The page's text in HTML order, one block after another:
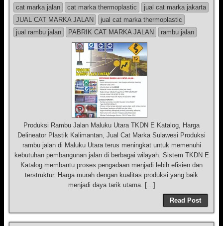
cat marka jalan cat marka thermoplastic
jual cat marka jakarta
JUAL CAT MARKA JALAN
jual cat marka thermoplastic
jual rambu jalan
PABRIK CAT MARKA JALAN rambu jalan
Produksi Rambu Jalan Maluku Utara TKDN E Katalog, Harga
Delineator Plastik Kalimantan, Jual Cat Marka Sulawesi Produksi
rambu jalan di Maluku Utara terus meningkat untuk memenuhi
kebutuhan pembangunan jalan di berbagai wilayah. Sistem TKDN E
Katalog membantu proses pengadaan menjadi lebih efisien dan
terstruktur. Harga murah dengan kualitas produksi yang baik
menjadi daya tarik utama. […]
Read Post